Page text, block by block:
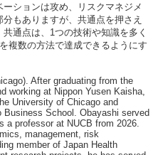
ションは攻め、リスクマネジメ
もありますが、共通点を押さえ
通点は、1つの技術や知識を多く
複数の方法で達成できるようにす
After graduating from the
working at Nippon Yusen Kaisha,
University of Chicago and
School. Obayashi served
a professor at NUCB from 2026.
management, risk
member of Japan Health